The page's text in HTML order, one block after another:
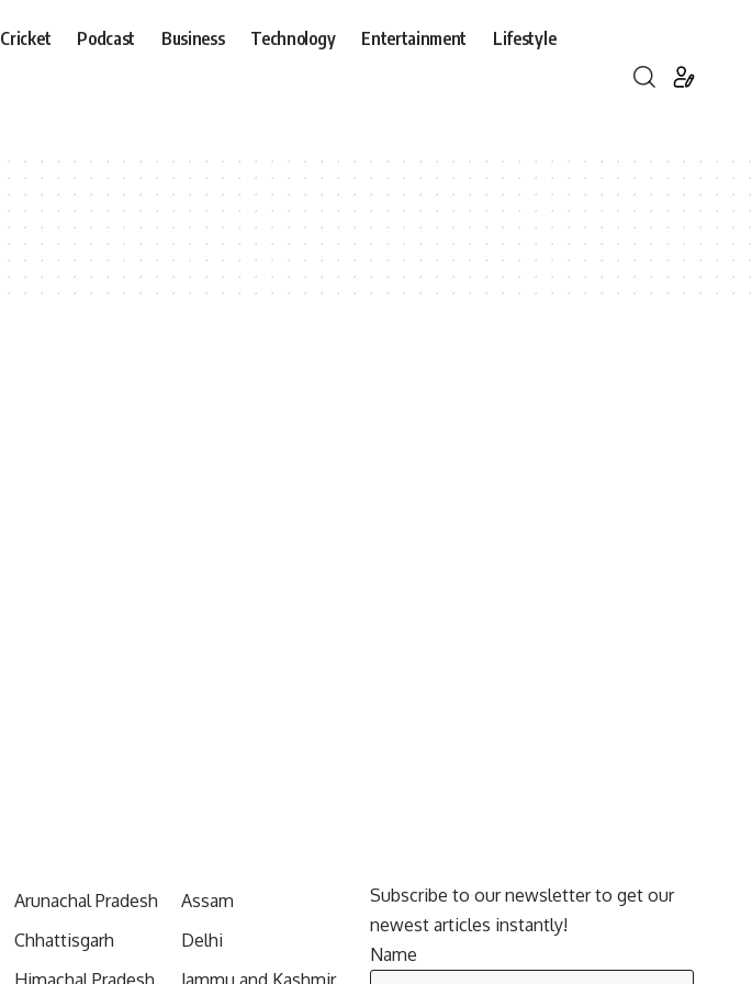
Cricket Podcast Business Technology Entertainment Lifestyle
Arunachal Pradesh
Assam
Chhattisgarh
Delhi
Himachal Pradesh Jammu and Kashmir
Subscribe to our newsletter to get our
newest articles instantly!
Name